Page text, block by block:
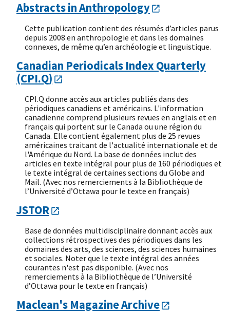
Abstracts in Anthropology
Cette publication contient des résumés d’articles parus
depuis 2008 en anthropologie et dans les domaines
connexes, de même qu’en archéologie et linguistique.
Canadian Periodicals Index Quarterly
(CPI.Q)
CPI.Q donne accès aux articles publiés dans des
périodiques canadiens et américains. L'information
canadienne comprend plusieurs revues en anglais et en
français qui portent sur le Canada ou une région du
Canada. Elle contient également plus de 25 revues
américaines traitant de l'actualité internationale et de
l'Amérique du Nord. La base de données inclut des
articles en texte intégral pour plus de 160 périodiques et
le texte intégral de certaines sections du Globe and
Mail. (Avec nos remerciements à la Bibliothèque de
l’Université d’Ottawa pour le texte en français)
JSTOR
Base de données multidisciplinaire donnant accès aux
collections rétrospectives des périodiques dans les
domaines des arts, des sciences, des sciences humaines
et sociales. Noter que le texte intégral des années
courantes n'est pas disponible. (Avec nos
remerciements à la Bibliothèque de l’Université
d’Ottawa pour le texte en français)
Maclean's Magazine Archive